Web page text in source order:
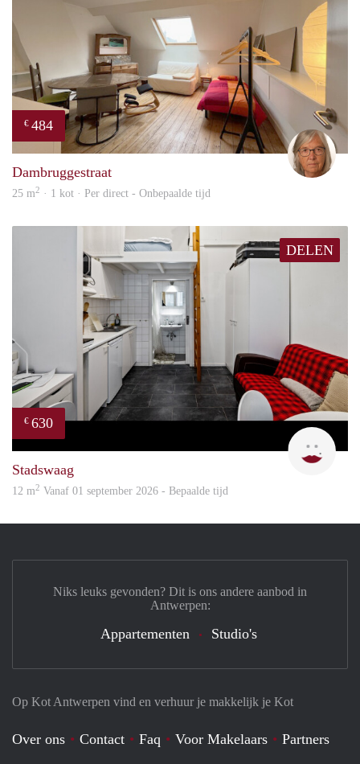
€ 484
Dambruggestraat
25 m2 · 1 kot · Per direct - Onbepaalde tijd
DELEN
€ 630
Stadswaag
12 m2 Vanaf 01 september 2026 - Bepaalde tijd
Op Kot Antwerpen vind en verhuur je makkelijk je Kot
Over ons Contact Faq Voor Makelaars
Partners
Niks leuks gevonden? Dit is ons andere aanbod in
Antwerpen:
Appartementen Studio's